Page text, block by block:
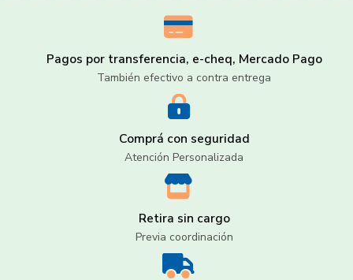
Pagos por transferencia, e-cheq, Mercado Pago
También efectivo a contra entrega
Comprá con seguridad
Atención Personalizada
Retira sin cargo
Previa coordinación